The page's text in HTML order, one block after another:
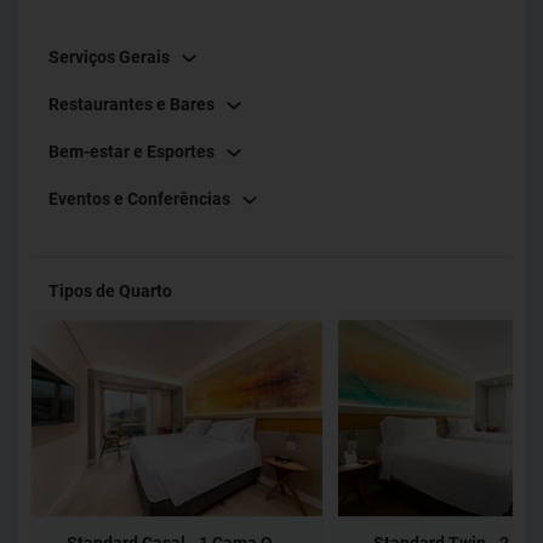
Serviços Gerais
Restaurantes e Bares
Bem-estar e Esportes
Eventos e Conferências
Tipos de Quarto